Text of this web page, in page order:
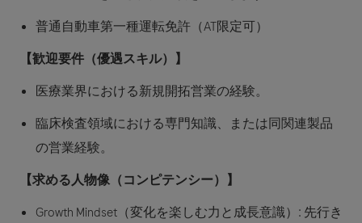
普通自動車第一種運転免許（AT限定可）
【歓迎要件（優遇スキル）】
医療業界における新規開拓営業の経験。
臨床検査領域における専門知識、または同関連製品
の営業経験。
【求める人物像（コンピテンシー）】
Growth Mindset（変化を楽しむ力と成長意識）: 先行き